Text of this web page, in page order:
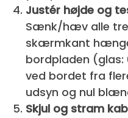
Justér højde og
Sænk/hæv alle tre
skærmkant
bordpladen
ved bordet fra
udsyn og nul
Skjul og stram